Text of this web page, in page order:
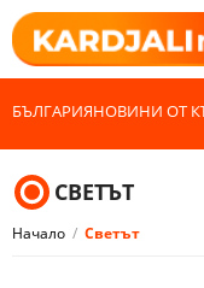
БЪЛГАРИЯНОВИНИ ОТ
СВЕТЪТ
Начало Светът